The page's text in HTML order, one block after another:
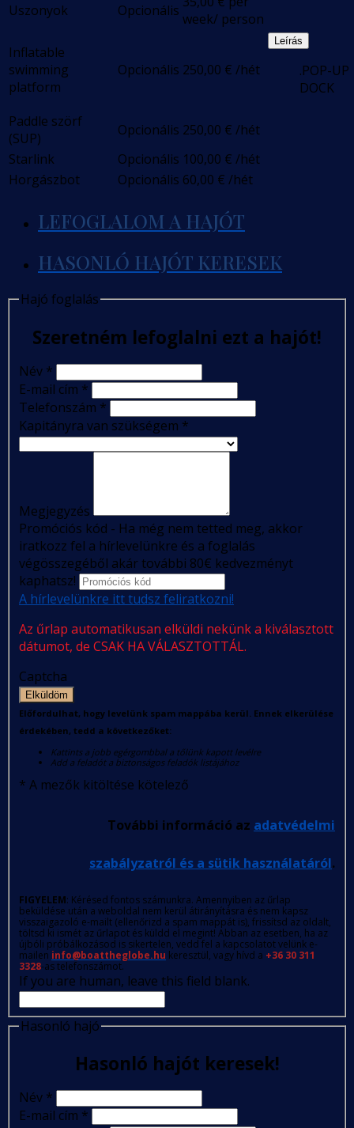
Uszonyok
Opcionális week/ person
Inflatable
swimming
platform
Opcionális 250,00 € /hét
Leírás
.POP-UP
DOCK
Paddle szörf
(SUP)
Opcionális 250,00 € /hét
Starlink
Opcionális 100,00 € /hét
Horgászbot
Opcionális 60,00 € /hét
LEFOGLALOM A HAJÓT
HASONLÓ HAJÓT KERESEK
Hajó foglalás
Szeretném lefoglalni ezt a hajót!
Név *
E-mail cím *
Telefonszám *
Kapitányra van szükségem *
Megjegyzés
Promóciós kód - Ha még nem tetted meg, akkor
iratkozz fel a hírlevelünkre és a foglalás
végösszegéből akár további 80€ kedvezményt
kaphatsz!
A hírlevelünkre itt tudsz feliratkozni!
Az űrlap automatikusan elküldi nekünk a kiválasztott
dátumot, de CSAK HA VÁLASZTOTTÁL.
Captcha
Elküldöm
Előfordulhat, hogy levelünk spam mappába kerül. Ennek elkerülése
érdekében, tedd a következőket:
Kattints a jobb egérgombbal a tőlünk kapott levélre
Add a feladót a biztonságos feladók listájához
* A mezők kitöltése kötelező
További információ az adatvédelmi
szabályzatról és a sütik használatáról.
FIGYELEM: Kérésed fontos számunkra. Amennyiben az űrlap
beküldése után a weboldal nem kerül átirányításra és nem kapsz
visszaigazoló e-mailt (ellenőrizd a spam mappát is), frissítsd az oldalt,
töltsd ki ismét az űrlapot és küldd el megint! Abban az esetben, ha az
újbóli próbálkozásod is sikertelen, vedd fel a kapcsolatot velünk e-
mailen info@boattheglobe.hu keresztül, vagy hívd a +36 30 311
3328-as telefonszámot.
If you are human, leave this field blank.
Hasonló hajó
Hasonló hajót keresek!
Név *
E-mail cím *